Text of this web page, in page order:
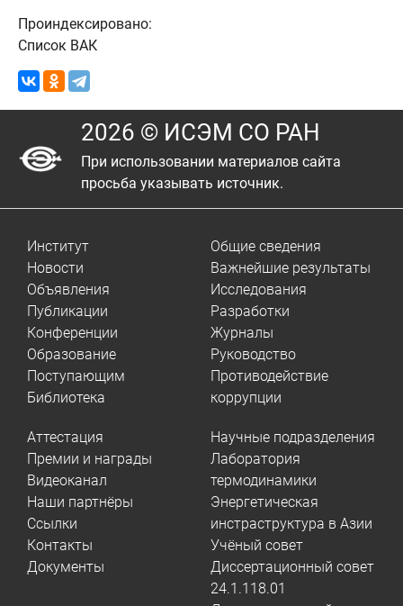
Проиндексировано:
Список ВАК
2026 © ИСЭМ СО РАН
При использовании материалов сайта
просьба указывать источник.
Институт
Новости
Объявления
Публикации
Конференции
Образование
Поступающим
Библиотека
Общие сведения
Важнейшие результаты
Исследования
Разработки
Журналы
Руководство
Противодействие
коррупции
Аттестация
Премии и награды
Видеоканал
Наши партнёры
Ссылки
Контакты
Документы
Научные подразделения
Лаборатория
термодинамики
Энергетическая
инстраструктура в Азии
Учёный совет
Диссертационный совет
24.1.118.01